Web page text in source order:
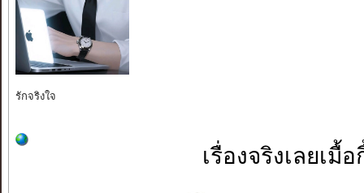
รักจริงใจ
เรื่องจริงเลยเ